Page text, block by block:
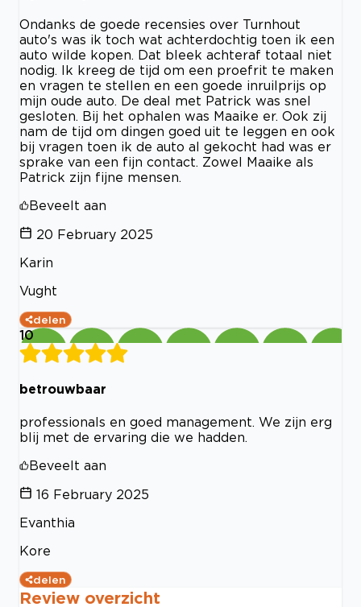
Ondanks de goede recensies over Turnhout
auto's was ik toch wat achterdochtig toen ik een
auto wilde kopen. Dat bleek achteraf totaal niet
nodig. Ik kreeg de tijd om een proefrit te maken
en vragen te stellen en een goede inruilprijs op
mijn oude auto. De deal met Patrick was snel
gesloten. Bij het ophalen was Maaike er. Ook zij
nam de tijd om dingen goed uit te leggen en ook
bij vragen toen ik de auto al gekocht had was er
sprake van een fijn contact. Zowel Maaike als
Patrick zijn fijne mensen.
Beveelt aan
20 February 2025
Karin
Vught
delen
10
betrouwbaar
professionals en goed management. We zijn erg
blij met de ervaring die we hadden.
Beveelt aan
16 February 2025
Evanthia
Kore
delen
Review overzicht